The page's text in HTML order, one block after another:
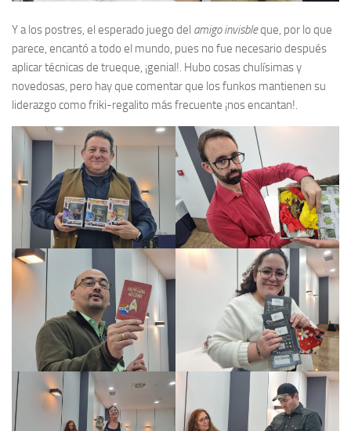
Y a los postres, el esperado juego del amigo invisbleque, por lo que
parece, encantó a todo el mundo, pues no fue necesario después
aplicar técnicas de trueque, ¡genial!. Hubo cosas chulísimas y
novedosas, pero hay que comentar que los funkos mantienen su
liderazgo como friki-regalito más frecuente ¡nos encantan!.